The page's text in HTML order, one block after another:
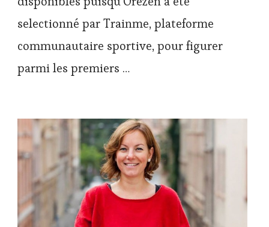
selectionné par Trainme, plateforme
communautaire sportive, pour figurer
parmi les premiers …